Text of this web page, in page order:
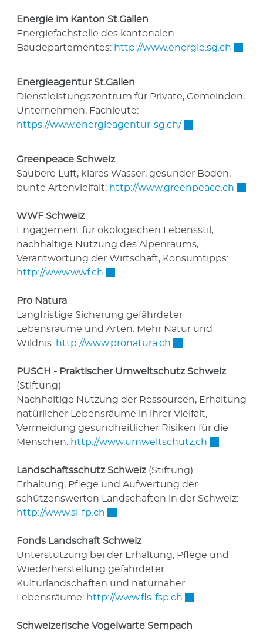
Energie im Kanton St.Gallen
Energiefachstelle des kantonalen
Baudepartementes: http://www.energie.sg.ch
Energieagentur St.Gallen
Dienstleistungszentrum für Private, Gemeinden,
Unternehmen, Fachleute:
https://www.energieagentur-sg.ch/Externer Link
Greenpeace Schweiz
Saubere Luft, klares Wasser, gesunder Boden,
bunte Artenvielfalt: http://www.greenpeace.ch
WWF Schweiz
Engagement für ökologischen Lebensstil,
nachhaltige Nutzung des Alpenraums,
Verantwortung der Wirtschaft, Konsumtipps:
http://www.wwf.ch
Pro Natura
Langfristige Sicherung gefährdeter
Lebensräume und Arten. Mehr Natur und
Wildnis: http://www.pronatura.ch
PUSCH - Praktischer Umweltschutz Schweiz
(Stiftung)
Nachhaltige Nutzung der Ressourcen, Erhaltung
natürlicher Lebensräume in ihrer Vielfalt,
Vermeidung gesundheitlicher Risiken für die
Menschen: http://www.umweltschutz.ch
Landschaftsschutz Schweiz (Stiftung)
Erhaltung, Pflege und Aufwertung der
schützenswerten Landschaften in der Schweiz:
http://www.sl-fp.ch
Fonds Landschaft Schweiz
Unterstützung bei der Erhaltung, Pflege und
Wiederherstellung gefährdeter
Kulturlandschaften und naturnaher
Lebensräume: http://www.fls-fsp.ch
Schweizerische Vogelwarte Sempach